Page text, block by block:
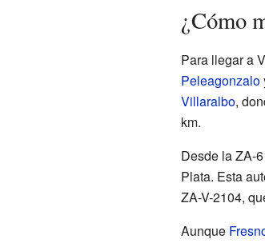
¿Cómo
Para llegar a
Peleagonzalo
Villaralbo,
km.
Desde la ZA-
Plata. Esta
ZA-V-2104,
Aunque